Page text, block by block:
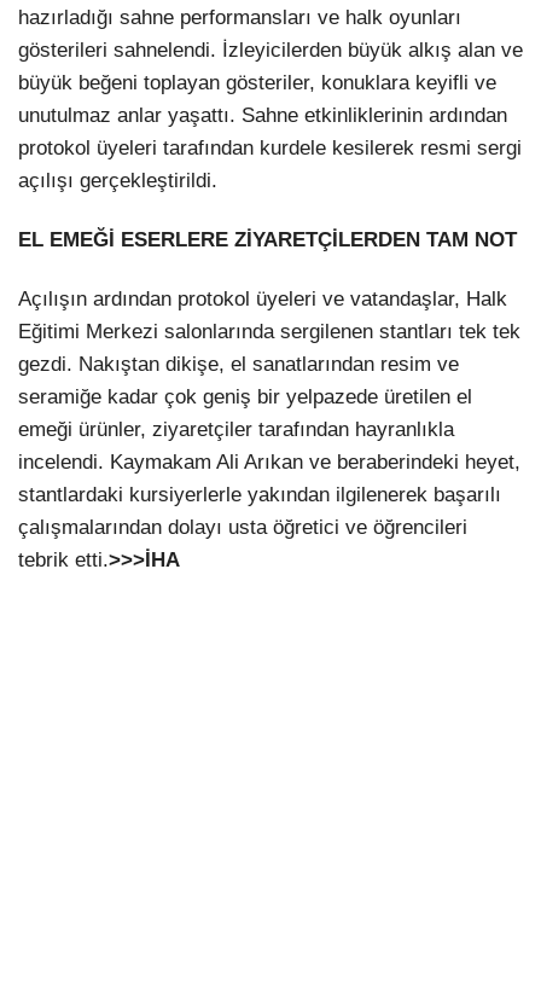
hazırladığı sahne performansları ve halk oyunları
gösterileri sahnelendi. İzleyicilerden büyük alkış alan ve
büyük beğeni toplayan gösteriler, konuklara keyifli ve
unutulmaz anlar yaşattı. Sahne etkinliklerinin ardından
protokol üyeleri tarafından kurdele kesilerek resmi sergi
açılışı gerçekleştirildi.
EL EMEĞİ ESERLERE ZİYARETÇİLERDEN TAM NOT
Açılışın ardından protokol üyeleri ve vatandaşlar, Halk
Eğitimi Merkezi salonlarında sergilenen stantları tek tek
gezdi. Nakıştan dikişe, el sanatlarından resim ve
seramiğe kadar çok geniş bir yelpazede üretilen el
emeği ürünler, ziyaretçiler tarafından hayranlıkla
incelendi. Kaymakam Ali Arıkan ve beraberindeki heyet,
stantlardaki kursiyerlerle yakından ilgilenerek başarılı
çalışmalarından dolayı usta öğretici ve öğrencileri
tebrik etti.>>>İHA